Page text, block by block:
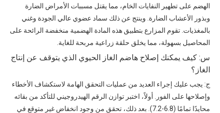
الهضم على تطهير النفايات الخام، مما يقتل مسببات الأمراض الضارة
وبذور الأعشاب الضارة. وينتج عن ذلك سماد عضوي عالي الجودة وغني
بالمغذيات. تقوم المزارع بتطبيق هذه المادة الهضمية منخفضة الرائحة على
المحاصيل بسهولة، مما يخلق حلقة زراعية مربحة للغاية.
س: كيف يمكنك إصلاح هاضم الغاز الحيوي الذي يتوقف عن إنتاج
الغاز؟
ج: يجب عليك إجراء العديد من عمليات التحقق الهامة لاستكشاف الأخطاء
وإصلاحها على الفور. أولاً، اختبر توازن الرقم الهيدروجيني للتأكد من بقائه
محايدًا تمامًا (6.8-7.2). بعد ذلك، تحقق من وجود انخفاض غير متوقع في